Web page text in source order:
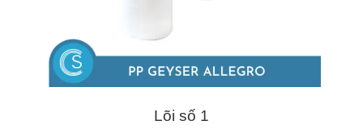
Lõi số 1